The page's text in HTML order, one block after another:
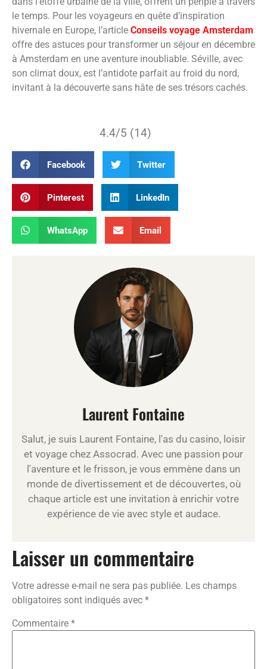
le temps. Pour les voyageurs en quête d’inspiration
hivernale en Europe, l’article Conseils voyage Amsterdam
offre des astuces pour transformer un séjour en décembre
à Amsterdam en une aventure inoubliable. Séville, avec
son climat doux, est l’antidote parfait au froid du nord,
invitant à la découverte sans hâte de ses trésors cachés.
4.4/5 (14)
Facebook Twitter
Pinterest LinkedIn
WhatsApp Email
Laurent Fontaine
Salut, je suis Laurent Fontaine, l'as du casino, loisir
et voyage chez Assocrad. Avec une passion pour
l'aventure et le frisson, je vous emmène dans un
monde de divertissement et de découvertes, où
chaque article est une invitation à enrichir votre
expérience de vie avec style et audace.
Laisser un commentaire
Votre adresse e-mail ne sera pas publiée. Les champs
obligatoires sont indiqués avec *
Commentaire *